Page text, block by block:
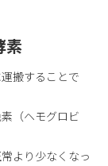
素
搬することで
（ヘモグロビ
より少なくなっ